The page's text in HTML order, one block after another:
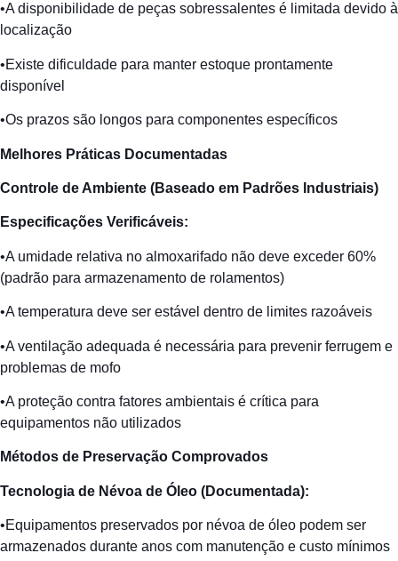
•A disponibilidade de peças sobressalentes é limitada devido à
localização
•Existe dificuldade para manter estoque prontamente
disponível
•Os prazos são longos para componentes específicos
Melhores Práticas Documentadas
Controle de Ambiente (Baseado em Padrões Industriais)
Especificações Verificáveis:
•A umidade relativa no almoxarifado não deve exceder 60%
(padrão para armazenamento de rolamentos)
•A temperatura deve ser estável dentro de limites razoáveis
•A ventilação adequada é necessária para prevenir ferrugem e
problemas de mofo
•A proteção contra fatores ambientais é crítica para
equipamentos não utilizados
Métodos de Preservação Comprovados
Tecnologia de Névoa de Óleo (Documentada):
•Equipamentos preservados por névoa de óleo podem ser
armazenados durante anos com manutenção e custo mínimos